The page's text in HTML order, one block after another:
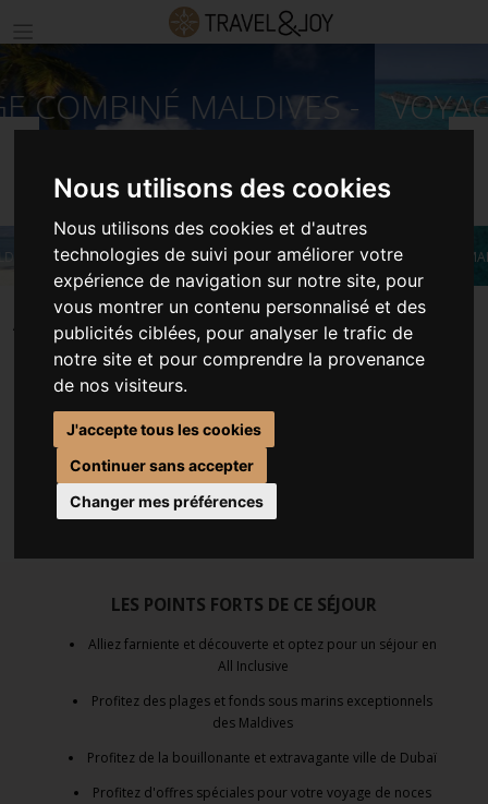
Nous utilisons des cookies
Nous utilisons des cookies et d'autres
technologies de suivi pour améliorer votre
expérience de navigation sur notre site, pour
vous montrer un contenu personnalisé et des
publicités ciblées, pour analyser le trafic de
notre site et pour comprendre la provenance
de nos visiteurs.
J'accepte tous les cookies
Continuer sans accepter
Changer mes préférences
VOYAGE COMBINÉ MALDIVES -
©VISIT MALDIVES
Précédent
ACCUEIL SÉJOURS MALDIVES VOYAGE COMBINÉ MALDIVES - DUBAI
VOYAGE COMBINÉ MALDIVES
- DUBAI
Séjour 11 jours / 10 nuits
LES POINTS FORTS DE CE SÉJOUR
Alliez farniente et découverte et optez pour un séjour en
All Inclusive
Profitez des plages et fonds sous marins exceptionnels
des Maldives
Profitez de la bouillonante et extravagante ville de Dubaï
Profitez d'offres spéciales pour votre voyage de noces